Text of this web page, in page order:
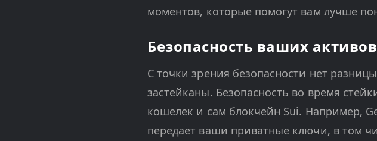
моментов, которые помогут вам лучше
Безопасность ваших
С точки зрения безопасности нет
застейканы. Безопасность во время
кошелек и сам блокчейн Sui. Например,
передает ваши приватные ключи, в том